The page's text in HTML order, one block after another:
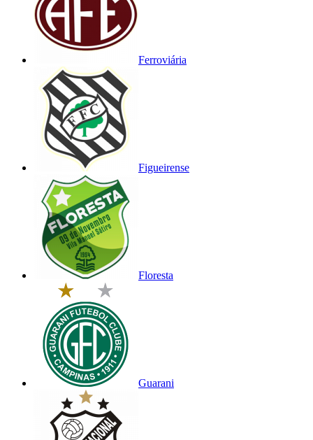
Ferroviária
Figueirense
Floresta
Guarani